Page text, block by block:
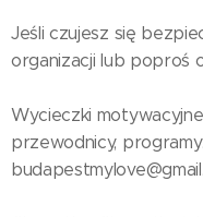
Jeśli czujesz się
organizacji lub poproś
Wycieczki
przewodnicy,